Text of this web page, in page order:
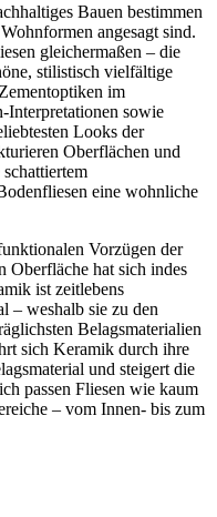
Bauen bestimmen
angesagt sind.
gleichermaßen – die
stilistisch vielfältige
im
Interpretationen sowie
Looks der
Oberflächen und
eine wohnliche
Vorzügen der
Oberfläche hat sich indes
ist zeitlebens
– weshalb sie zu den
Belagsmaterialien
sich Keramik durch ihre
und steigert die
passen Fliesen wie kaum
– vom Innen- bis zum